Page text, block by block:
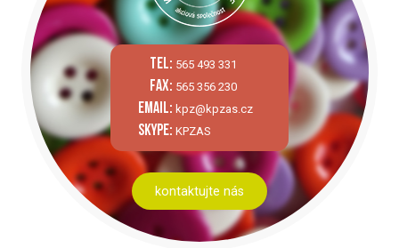
tel: 565 493 331
fax: 565 356 230
email: kpz@kpzas.cz
skype: KPZAS
kontaktujte nás